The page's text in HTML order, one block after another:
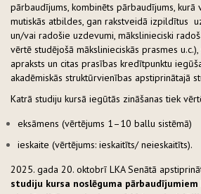
pārbaudījums, kombinēts pārbaudījums, kurā
mutiskās atbildes, gan rakstveidā izpildītus
un/vai radošie uzdevumi, mākslinieciski
vērtē studējošā mākslinieciskās prasmes
apraksts un citas prasības kredītpunktu
akadēmiskās struktūrvienības apstiprinātajā
Katrā studiju kursā iegūtās zināšanas tiek
eksāmens (vērtējums 1–10 ballu sistēmā)
ieskaite (vērtējums: ieskaitīts/ neieskaitīts).
2025. gada 20. oktobrī LKA Senātā
studiju kursa noslēguma